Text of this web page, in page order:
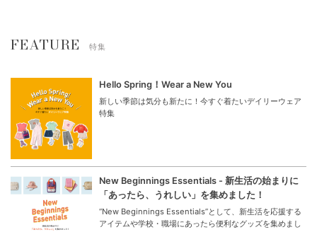
FEATURE 特集
Hello Spring！Wear a New You
新しい季節は気分も新たに！今すぐ着たいデイリーウェア
特集
New Beginnings Essentials - 新生活の始まりに
「あったら、うれしい」を集めました！
“New Beginnings Essentials”として、新生活を応援する
アイテムや学校・職場にあったら便利なグッズを集めまし